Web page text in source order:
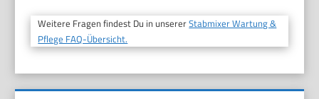
Weitere Fragen findest Du in unsererStabmixer Wartung &
Pflege FAQ-Übersicht.